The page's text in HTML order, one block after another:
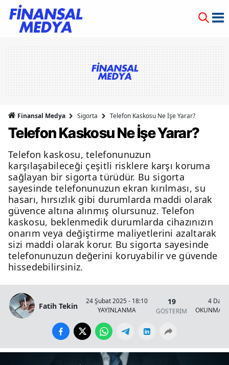
Finansal Medya Sigorta Telefon Kaskosu Ne İşe Yarar?
Telefon Kaskosu Ne İşe Yarar?
Telefon kaskosu, telefonunuzun
karşılaşabileceği çeşitli risklere karşı koruma
sağlayan bir sigorta türüdür. Bu sigorta
sayesinde telefonunuzun ekran kırılması, su
hasarı, hırsızlık gibi durumlarda maddi olarak
güvence altına alınmış olursunuz. Telefon
kaskosu, beklenmedik durumlarda cihazınızın
onarım veya değiştirme maliyetlerini azaltarak
sizi maddi olarak korur. Bu sigorta sayesinde
telefonunuzun değerini koruyabilir ve güvende
hissedebilirsiniz.
Fatih Tekin
24 Şubat 2025 - 18:10
YAYINLANMA
19
GÖSTERİM
4
OKUNMA